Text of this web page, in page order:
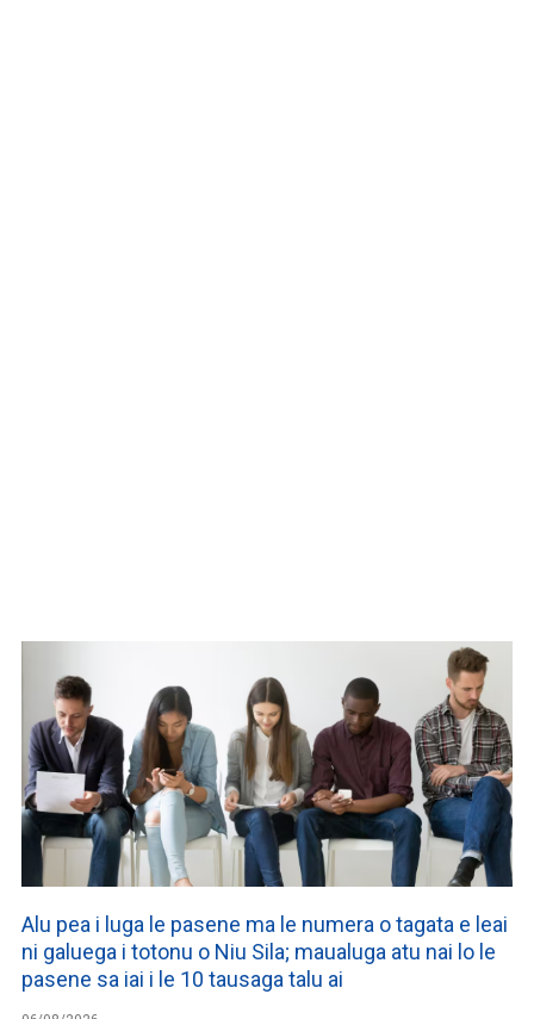
Alu pea i luga le pasene ma le numera o tagata e leai
ni galuega i totonu o Niu Sila; maualuga atu nai lo le
pasene sa iai i le 10 tausaga talu ai